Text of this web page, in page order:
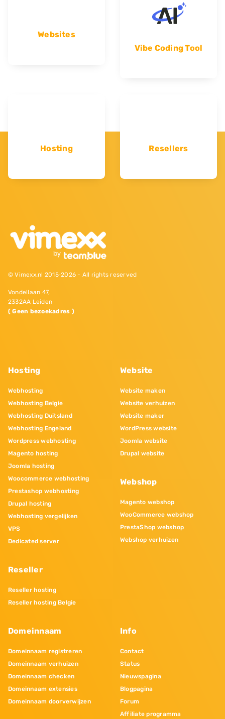
Websites
Vibe Coding Tool
Hosting Resellers
© Vimexx.nl 2015‐2026 - All rights reserved
Vondellaan 47,
2332AA Leiden
( Geen bezoekadres )
Hosting
Webhosting
Webhosting Belgie
Webhosting Duitsland
Webhosting Engeland
Wordpress webhosting
Magento hosting
Joomla hosting
Woocommerce webhosting
Prestashop webhosting
Drupal hosting
Webhosting vergelijken
VPS
Dedicated server
Reseller
Reseller hosting
Reseller hosting Belgie
Website
Website maken
Website verhuizen
Website maker
WordPress website
Joomla website
Drupal website
Webshop
Magento webshop
WooCommerce webshop
PrestaShop webshop
Webshop verhuizen
Domeinnaam
Domeinnaam registreren
Domeinnaam verhuizen
Domeinnaam checken
Domeinnaam extensies
Domeinnaam doorverwijzen
Info
Contact
Status
Nieuwspagina
Blogpagina
Forum
Affiliate programma